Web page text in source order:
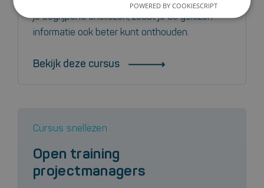
je begrijpend snellezen, zodat je de gelezen
informatie ook beter kunt onthouden.
Bekijk deze cursus
Cursus snellezen
Open training
projectmanagers
POWERED BY COOKIESCRIPT